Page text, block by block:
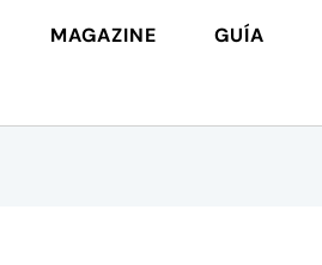
MAGAZINE GUÍA